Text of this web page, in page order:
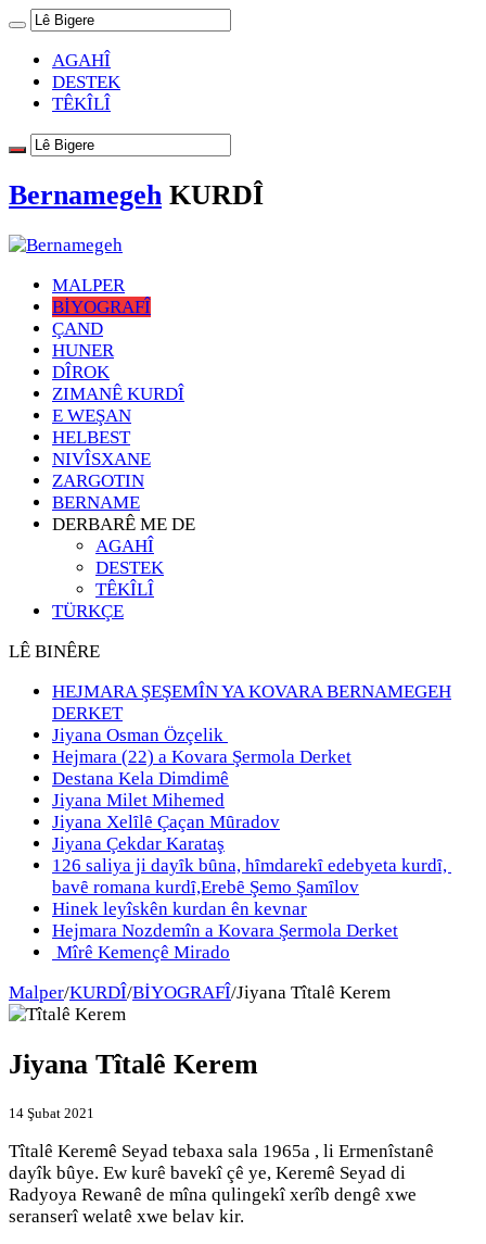
AGAHÎ
DESTEK
TÊKÎLÎ
Bernamegeh KURDÎ
MALPER
BİYOGRAFÎ
ÇAND
HUNER
DÎROK
ZIMANÊ KURDÎ
E WEŞAN
HELBEST
NIVÎSXANE
ZARGOTIN
BERNAME
DERBARÊ ME DE
AGAHÎ
DESTEK
TÊKÎLÎ
TÜRKÇE
LÊ BINÊRE
HEJMARA ŞEŞEMÎN YA KOVARA BERNAMEGEH
DERKET
Jiyana Osman Özçelik
Hejmara (22) a Kovara Şermola Derket
Destana Kela Dimdimê
Jiyana Milet Mihemed
Jiyana Xelȋlȇ Çaçan Mȗradov
Jiyana Çekdar Karataş
126 saliya ji dayȋk bȗna, hȋmdarekȋ edebyeta kurdȋ,
bavȇ romana kurdȋ,Erebȇ Şemo Şamȋlov
Hinek leyîskên kurdan ên kevnar
Hejmara Nozdemîn a Kovara Şermola Derket
Mîrê Kemençê Mirado
Malper/KURDÎ/BİYOGRAFÎ/Jiyana Tîtalê Kerem
Jiyana Tîtalê Kerem
14 Şubat 2021
Tîtalê Keremê Seyad tebaxa sala 1965a , li Ermenîstanê
dayîk bûye. Ew kurê bavekî çê ye, Keremê Seyad di
Radyoya Rewanê de mîna qulingekî xerîb dengê xwe
seranserî welatê xwe belav kir.